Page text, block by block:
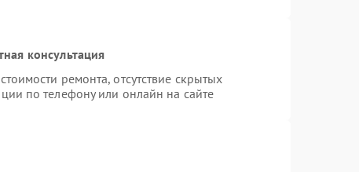
консультация
ремонта, отсутствие скрытых
по телефону или онлайн на сайте